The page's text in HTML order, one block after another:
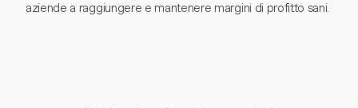
aziende a raggiungere e mantenere margini di profitto sani.